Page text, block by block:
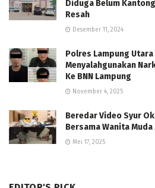
Diduga Belum
Resah
Desember 11, 2024
Polres Lampung Utara
Menyalahgunakan
Ke BNN Lampung
November 4, 2025
Beredar Video Syur
Bersama Wanita
Mei 17, 2025